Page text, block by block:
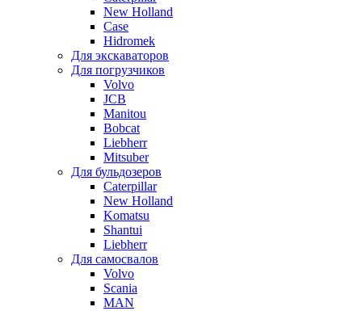
New Holland
Case
Hidromek
Для экскаваторов
Для погрузчиков
Volvo
JCB
Manitou
Bobcat
Liebherr
Mitsuber
Для бульдозеров
Caterpillar
New Holland
Komatsu
Shantui
Liebherr
Для самосвалов
Volvo
Scania
MAN